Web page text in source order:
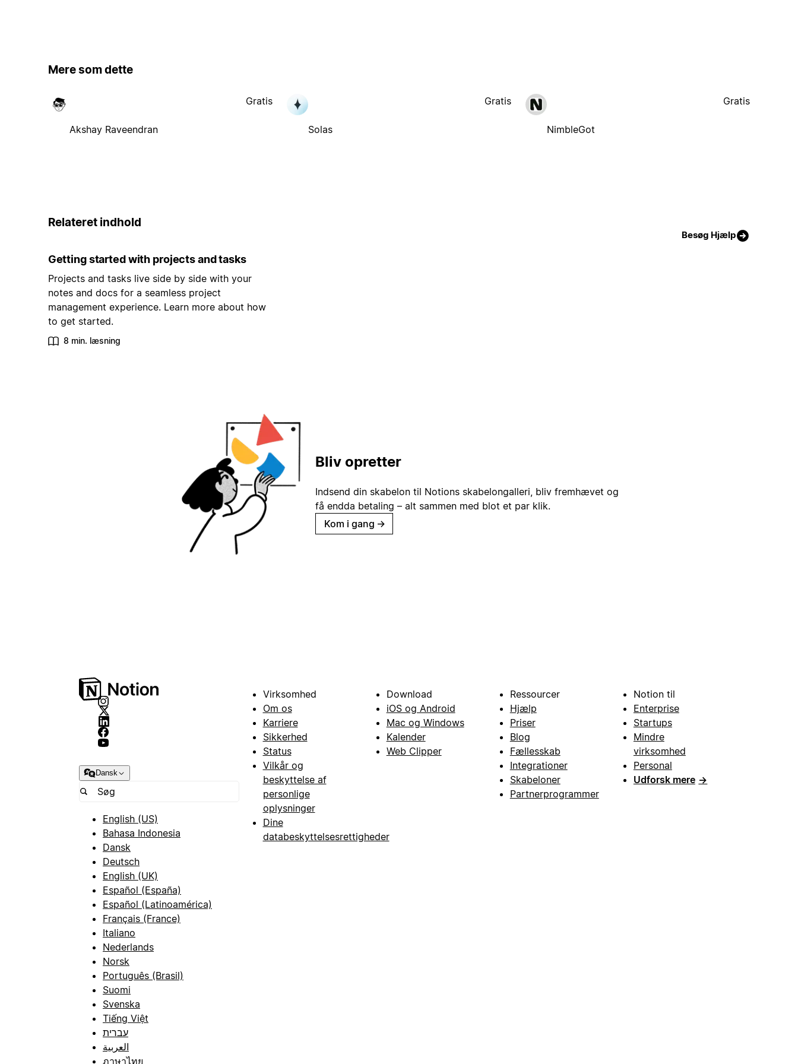
Mere som dette
Akshay Raveendran
Gratis
Solas
Gratis
NimbleGot
Gratis
Relateret indhold
Besøg Hjælp
Getting started with projects and tasks
Projects and tasks live side by side with your
notes and docs for a seamless project
management experience. Learn more about how
to get started.
8 min. læsning
Bliv opretter
Indsend din skabelon til Notions skabelongalleri, bliv fremhævet og
få endda betaling – alt sammen med blot et par klik.
Kom i gang →
Dansk
English (US)
Bahasa Indonesia
Dansk
Deutsch
English (UK)
Español (España)
Español (Latinoamérica)
Français (France)
Italiano
Nederlands
Norsk
Português (Brasil)
Suomi
Svenska
Tiếng Việt
עברית
العربية
ภาษาไทย
Virksomhed
Om os
Karriere
Sikkerhed
Status
Vilkår og
beskyttelse af
personlige
oplysninger
Dine
databeskyttelsesrettigheder
Download
iOS og Android
Mac og Windows
Kalender
Web Clipper
Ressourcer
Hjælp
Priser
Blog
Fællesskab
Integrationer
Skabeloner
Partnerprogrammer
Notion til
Enterprise
Startups
Mindre
virksomhed
Personal
Udforsk mere →